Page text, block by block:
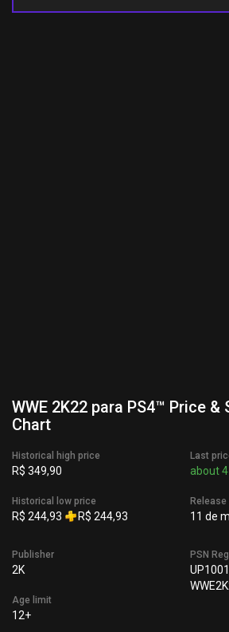
WWE 2K22 para PS4™ Price
Chart
Historical high price
R$ 349,90
Historical low price
R$ 244,93 R$ 244,93
Last
about
Release
11 de
Publisher
2K
Age limit
12+
PSN